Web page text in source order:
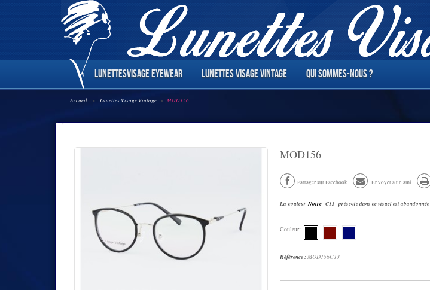
LUNETTESVISAGE EYEWEAR LUNETTES VISAGE VINTAGE QUI SOMMES-NOUS ?
Accueil > Lunettes Visage Vintage > MOD156
MOD156
Partager sur Facebook Envoyer à un ami
Lacouleur Noire C13 présente dans ce visuel est abandonnée
Couleur :
Référence :MOD156C13